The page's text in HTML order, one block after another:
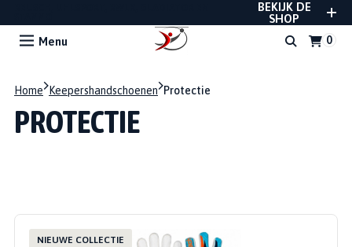
BEKIJK DE
SHOP
Menu
Home Keepershandschoenen Protectie
PROTECTIE
NIEUWE COLLECTIE